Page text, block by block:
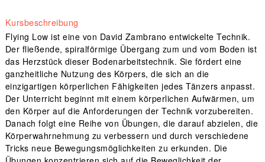
Kursbeschreibung
Flying Low ist eine von David Zambrano entwickelte Technik.
Der fließende, spiralförmige Übergang zum und vom Boden ist
das Herzstück dieser Bodenarbeitstechnik. Sie fördert eine
ganzheitliche Nutzung des Körpers, die sich an die
einzigartigen körperlichen Fähigkeiten jedes Tänzers anpasst.
Der Unterricht beginnt mit einem körperlichen Aufwärmen, um
den Körper auf die Anforderungen der Technik vorzubereiten.
Danach folgt eine Reihe von Übungen, die darauf abzielen, die
Körperwahrnehmung zu verbessern und durch verschiedene
Tricks neue Bewegungsmöglichkeiten zu erkunden. Die